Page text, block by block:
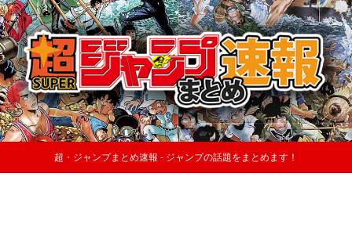
超・ジャンプまとめ速報 - ジャンプの話題をまとめます！